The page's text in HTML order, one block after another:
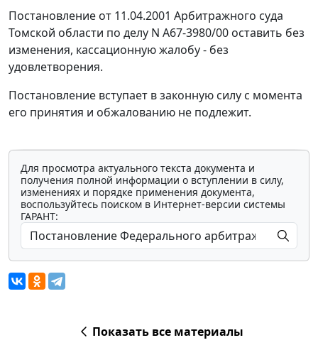
Постановление от 11.04.2001 Арбитражного суда
Томской области по делу N А67-3980/00 оставить без
изменения, кассационную жалобу - без
удовлетворения.
Постановление вступает в законную силу с момента
его принятия и обжалованию не подлежит.
Для просмотра актуального текста документа и
получения полной информации о вступлении в силу,
изменениях и порядке применения документа,
воспользуйтесь поиском в Интернет-версии системы
ГАРАНТ:
Показать все материалы